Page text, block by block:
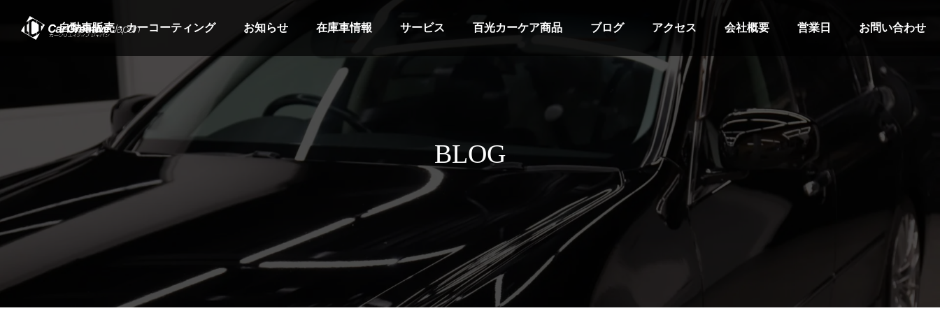
自動車販売・カーコーティング お知らせ 在庫車情報 サービス 百光カーケア商品 ブログ アクセス 会社概要 営業日 お問い合わせ
BLOG